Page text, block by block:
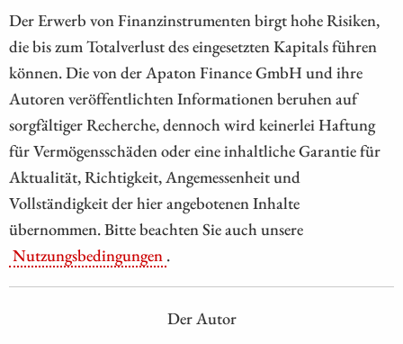
Der Erwerb von Finanzinstrumenten birgt hohe Risiken,
die bis zum Totalverlust des eingesetzten Kapitals führen
können. Die von der Apaton Finance GmbH und ihre
Autoren veröffentlichten Informationen beruhen auf
sorgfältiger Recherche, dennoch wird keinerlei Haftung
für Vermögensschäden oder eine inhaltliche Garantie für
Aktualität, Richtigkeit, Angemessenheit und
Vollständigkeit der hier angebotenen Inhalte
übernommen. Bitte beachten Sie auch unsere
Nutzungsbedingungen .
Der Autor